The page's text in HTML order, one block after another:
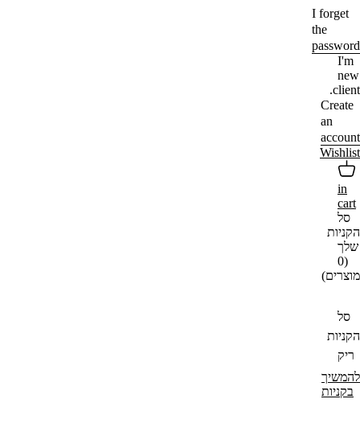
I forget
the
password
I'm
new
client.
Create
an
account
Wishlist
in
cart
סל
הקניות
שלך
(0
מוצרים)
סל
הקניות
ריק
להמשיך
בקניות